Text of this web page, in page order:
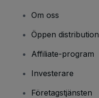
Om oss
Öppen distribution
Affiliate-program
Investerare
Företagstjänsten